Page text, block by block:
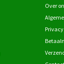
Over